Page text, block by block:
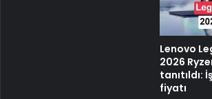
Lenovo
2026
tanıtıldı:
fiyatı